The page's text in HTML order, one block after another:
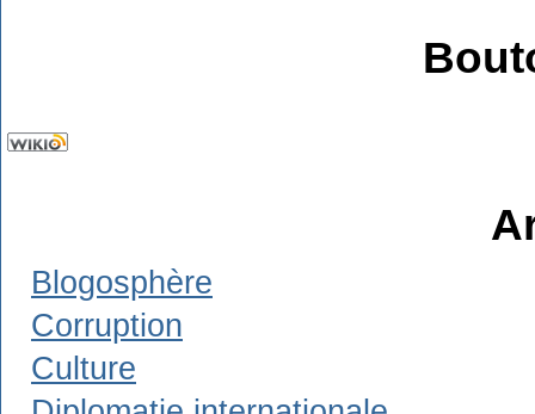
Blogosphère
Corruption
Culture